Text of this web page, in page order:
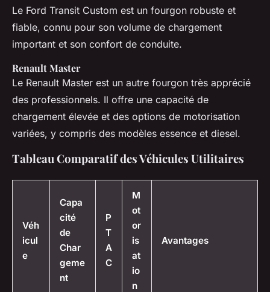
Le Ford Transit Custom est un fourgon robuste et
fiable, connu pour son volume de chargement
important et son confort de conduite.
Renault Master
Le Renault Master est un autre fourgon très apprécié
des professionnels. Il offre une capacité de
chargement élevée et des options de motorisation
variées, y compris des modèles essence et diesel.
Tableau Comparatif des Véhicules Utilitaires
Véh
icul
e
Capa
cité
de
Char
geme
nt
P
T
A
C
M
ot
or
is
at
io
n
Avantages